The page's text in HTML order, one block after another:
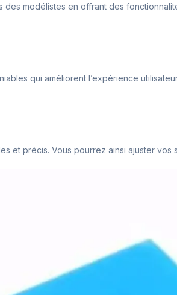
modélistes en offrant des
qui améliorent l’expérience
et précis. Vous pourrez ainsi ajuster vos